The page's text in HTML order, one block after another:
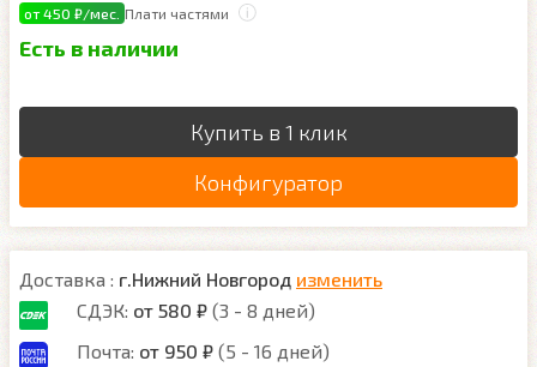
от 450 ₽/мес. Плати частями
Есть в наличии
Купить в 1 клик
Конфигуратор
Доставка : г.Нижний Новгород изменить
СДЭК: от 580 ₽ (3 - 8 дней)
Почта: от 950 ₽ (5 - 16 дней)